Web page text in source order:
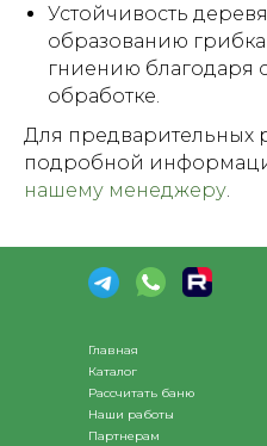
Устойчивость
образованию грибка
гниению благодаря
обработке.
Для предварительных
подробной
нашему менеджеру.
Рассчитать баню
Партнерам
Наши работы
Каталог
Главная